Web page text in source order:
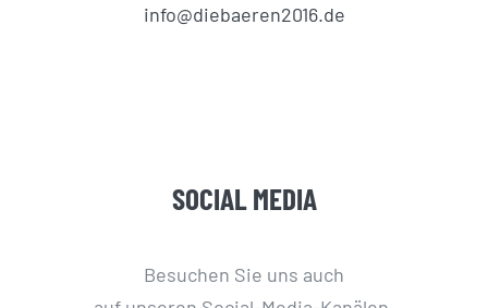
info@diebaeren2016.de
SOCIAL MEDIA
Besuchen Sie uns auch